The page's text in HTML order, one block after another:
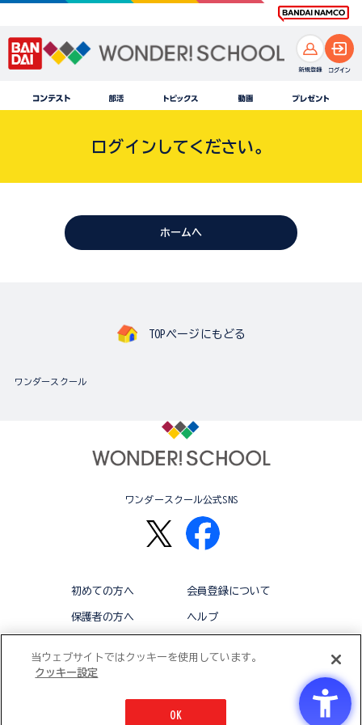
ログインしてください。
ホームへ
TOPページにもどる
ワンダースクール
ワンダースクール公式SNS
初めての方へ 会員登録について
保護者の方へ ヘルプ
© BANDAI CO.,LTD 2015 ALL RIGHTS RESERVED
当ウェブサイトではクッキーを使用しています。
クッキー設定
OK